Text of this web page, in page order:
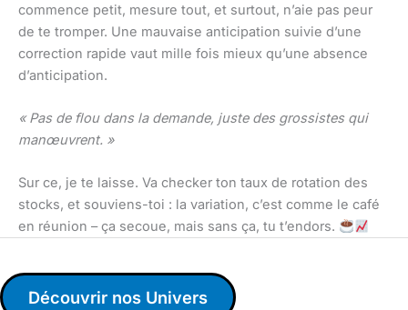
commence petit, mesure tout, et surtout, n’aie pas peur
de te tromper. Une mauvaise anticipation suivie d’une
correction rapide vaut mille fois mieux qu’une absence
d’anticipation.
« Pas de flou dans la demande, juste des grossistes qui
manœuvrent. »
Sur ce, je te laisse. Va checker ton taux de rotation des
stocks, et souviens-toi : la variation, c’est comme le café
en réunion – ça secoue, mais sans ça, tu t’endors.
Découvrir nos Univers